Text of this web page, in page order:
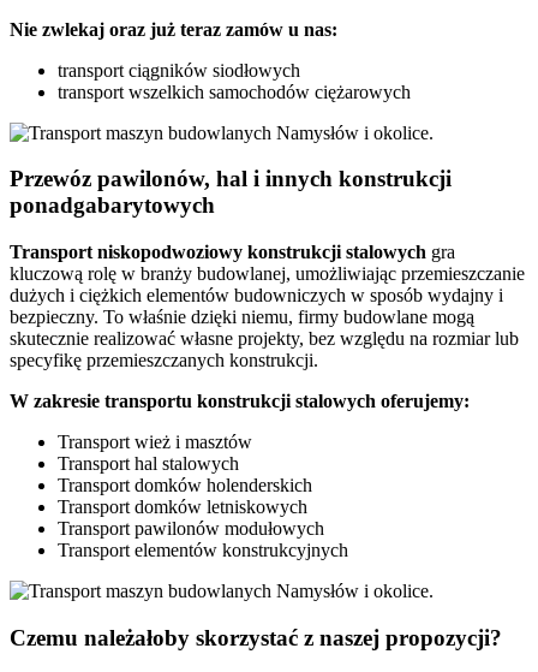
Nie zwlekaj oraz już teraz zamów u nas:
transport ciągników siodłowych
transport wszelkich samochodów ciężarowych
Przewóz pawilonów, hal i innych konstrukcji
ponadgabarytowych
Transport niskopodwoziowy konstrukcji stalowych gra
kluczową rolę w branży budowlanej, umożliwiając przemieszczanie
dużych i ciężkich elementów budowniczych w sposób wydajny i
bezpieczny. To właśnie dzięki niemu, firmy budowlane mogą
skutecznie realizować własne projekty, bez względu na rozmiar lub
specyfikę przemieszczanych konstrukcji.
W zakresie transportu konstrukcji stalowych oferujemy:
Transport wież i masztów
Transport hal stalowych
Transport domków holenderskich
Transport domków letniskowych
Transport pawilonów modułowych
Transport elementów konstrukcyjnych
Czemu należałoby skorzystać z naszej propozycji?